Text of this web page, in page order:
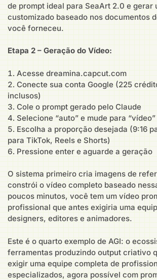
de prompt ideal para SeaArt 2.0 e gerar
customizado baseado nos documentos
você forneceu.
Etapa 2 – Geração do Vídeo:
Acesse dreamina.capcut.com
Conecte sua conta Google (225
inclusos)
Cole o prompt gerado pelo Claude
Selecione “auto” e mude para “vídeo”
Escolha a proporção desejada (9:16
para TikTok, Reels e Shorts)
Pressione enter e aguarde a geração
O sistema primeiro cria imagens de
constrói o vídeo completo baseado
poucos minutos, você tem um vídeo
profissional que antes exigiria uma
designers, editores e animadores.
Este é o quarto exemplo de AGI: o
ferramentas produzindo output criativo
exigir uma equipe completa de
especializados, agora possível com